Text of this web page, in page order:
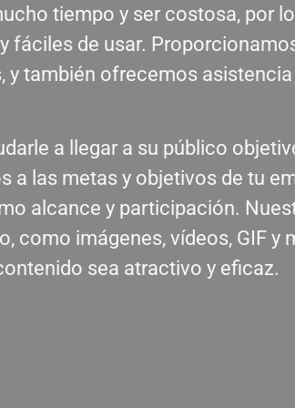
tiempo y ser costosa, por
fáciles de usar.
también ofrecemos
a llegar a su público
las metas y objetivos de tu
alcance y participación.
como imágenes, vídeos, GIF y
sea atractivo y eficaz.